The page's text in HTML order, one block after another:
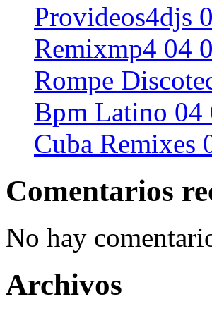
Provideos4djs
Remixmp4 04
Rompe
Bpm Latino 04
Cuba Remixes
Comentarios
No hay
Archivos